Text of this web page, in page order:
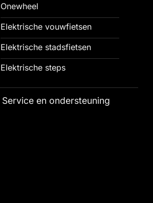
Onewheel
Elektrische vouwfietsen
Elektrische stadsfietsen
Elektrische steps
Service en ondersteuning